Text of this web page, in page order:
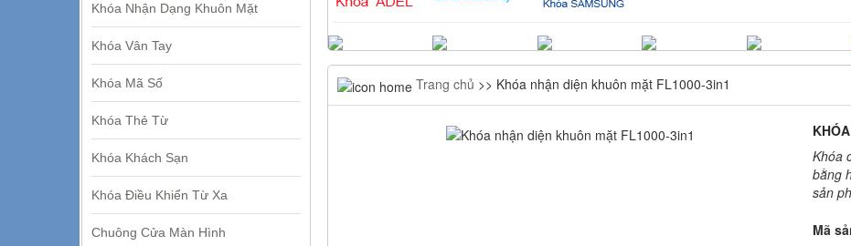
Khóa Nhận Dạng Khuôn Mặt
Khóa Vân Tay
Khóa Mã Số
Khóa Thẻ Từ
Khóa Khách Sạn
Khóa Điều Khiển Từ Xa
Chuông Cửa Màn Hình
Trang chủ >> Khóa nhận diện khuôn mặt FL1000-3in1
Khóa
bằng
sản
Mã